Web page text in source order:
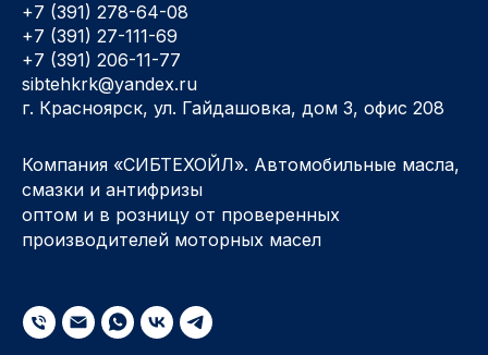
+7 (391) 278-64-08
+7 (391) 27-111-69
+7 (391) 206-11-77
sibtehkrk@yandex.ru
г. Красноярск, ул. Гайдашовка, дом 3, офис 208
Компания «СИБТЕХОЙЛ». Автомобильные масла,
смазки и антифризы
оптом и в розницу от проверенных
производителей моторных масел